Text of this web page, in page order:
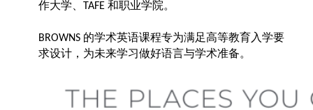
作大学、 TAFE 和职业学院。
BROWNS 的学术英语课程专为满足高等教育入学要
求设计，为未来学习做好语言与学术准备。